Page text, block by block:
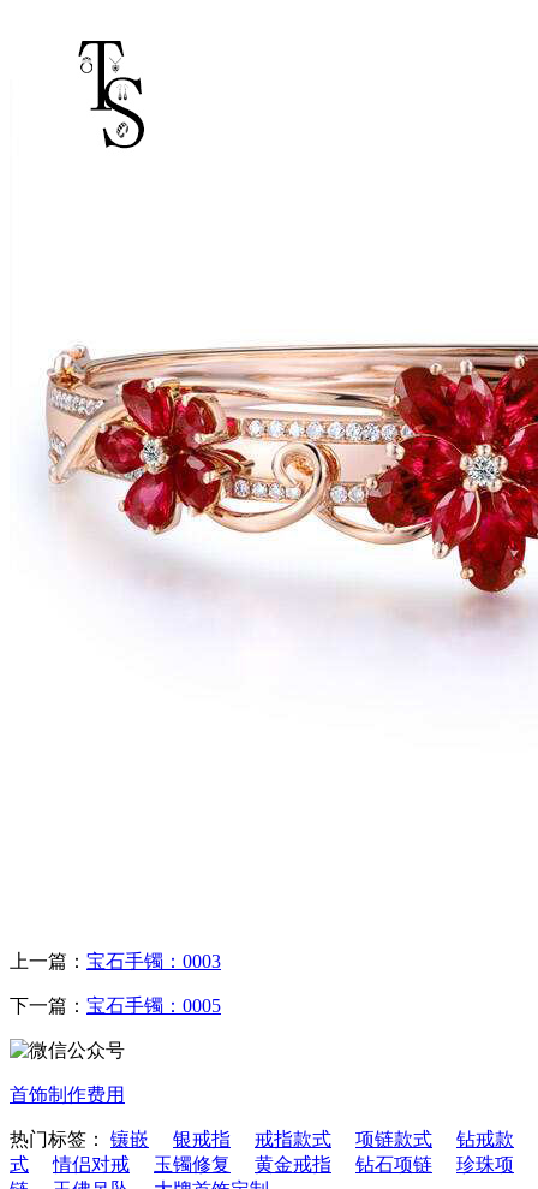
上一篇： 宝石手镯：0003
下一篇： 宝石手镯：0005
首饰制作费用
热门标签： 镶嵌 银戒指 戒指款式 项链款式
钻戒款
式
情侣对戒 玉镯修复 黄金戒指 钻石项链
珍珠项